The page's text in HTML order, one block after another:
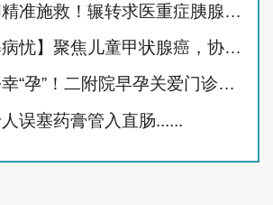
救！辗转求医重症胰腺炎患者顺利痊愈
】聚焦儿童甲状腺癌，协作组MDT护航未来
”！二附院早孕关爱门诊精准呵护孕早期
误塞药膏管入直肠......